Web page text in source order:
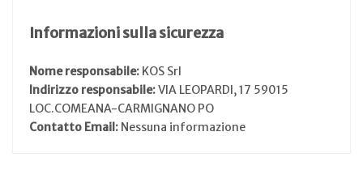
Informazioni sulla sicurezza
Nome responsabile: KOS Srl
Indirizzo responsabile:VIA LEOPARDI, 17 59015
LOC.COMEANA-CARMIGNANO PO
Contatto Email: Nessuna informazione